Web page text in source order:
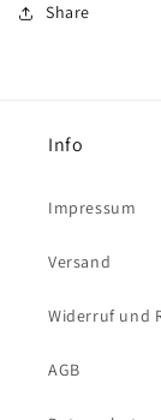
Share
Info
Impressum
Versand
Widerruf und
AGB